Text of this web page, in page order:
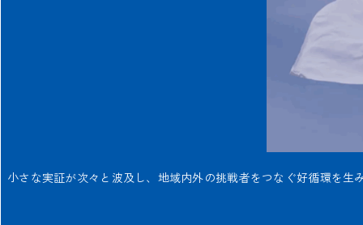
小さな実証が次々と波及し、地域内外の挑戦者をつなぐ好循環を生